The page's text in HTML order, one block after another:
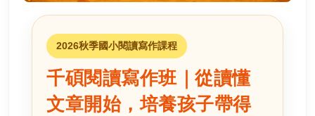
2026秋季國小閱讀寫作課程
千碩閱讀寫作班｜從讀懂
文章開始，培養孩子帶得